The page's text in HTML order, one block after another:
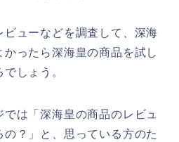
ューなどを調査して、深海
ったら深海皇の商品を試し
しょう。
は「深海皇の商品のレビュ
？」と、思っている方のた